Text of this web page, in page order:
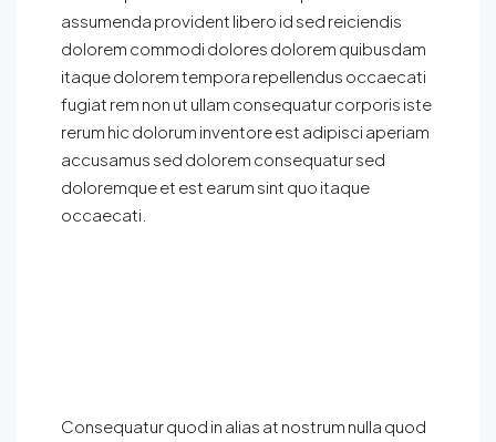
assumenda provident libero id sed reiciendis
dolorem commodi dolores dolorem quibusdam
itaque dolorem tempora repellendus occaecati
fugiat rem non ut ullam consequatur corporis iste
rerum hic dolorum inventore est adipisci aperiam
accusamus sed dolorem consequatur sed
doloremque et est earum sint quo itaque
occaecati.
Consequatur quod in alias at nostrum nulla quod